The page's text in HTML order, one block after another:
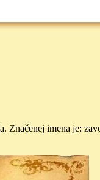
Značenej imena je: